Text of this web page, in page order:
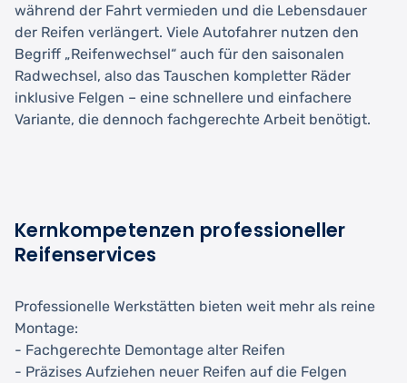
während der Fahrt vermieden und die Lebensdauer
der Reifen verlängert. Viele Autofahrer nutzen den
Begriff „Reifenwechsel“ auch für den saisonalen
Radwechsel, also das Tauschen kompletter Räder
inklusive Felgen – eine schnellere und einfachere
Variante, die dennoch fachgerechte Arbeit benötigt.
Kernkompetenzen professioneller
Reifenservices
Professionelle Werkstätten bieten weit mehr als reine
Montage:
- Fachgerechte Demontage alter Reifen
- Präzises Aufziehen neuer Reifen auf die Felgen